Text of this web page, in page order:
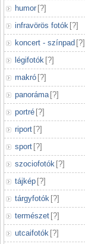
humor [?]
infravörös fotók [?]
koncert - színpad [?]
légifotók [?]
makró [?]
panoráma [?]
portré [?]
riport [?]
sport [?]
szociofotók [?]
tájkép [?]
tárgyfotók [?]
természet [?]
utcaifotók [?]